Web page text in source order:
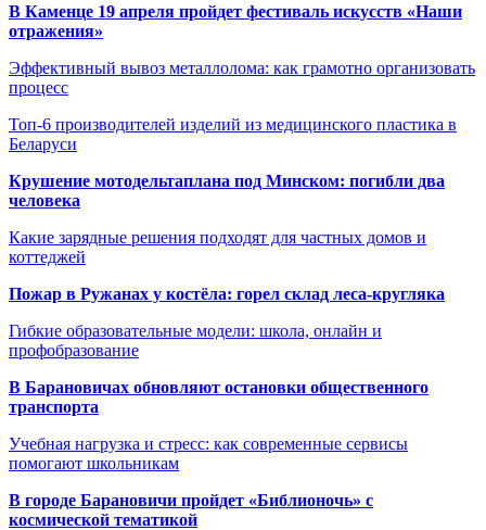
В Каменце 19 апреля пройдет фестиваль искусств «Наши
отражения»
Эффективный вывоз металлолома: как грамотно организовать
процесс
Топ-6 производителей изделий из медицинского пластика в
Беларуси
Крушение мотодельтаплана под Минском: погибли два
человека
Какие зарядные решения подходят для частных домов и
коттеджей
Пожар в Ружанах у костёла: горел склад леса-кругляка
Гибкие образовательные модели: школа, онлайн и
профобразование
В Барановичах обновляют остановки общественного
транспорта
Учебная нагрузка и стресс: как современные сервисы
помогают школьникам
В городе Барановичи пройдет «Библионочь» с
космической тематикой